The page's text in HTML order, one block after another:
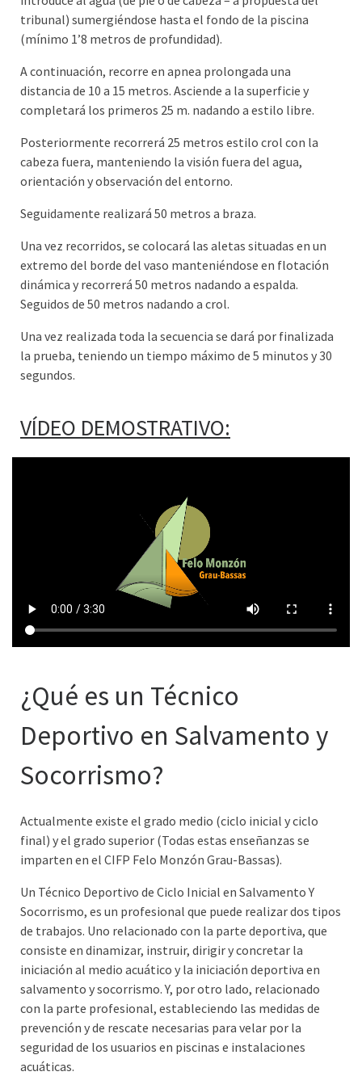
tribunal) sumergiéndose hasta el fondo de la piscina
(mínimo 1’8 metros de profundidad).
A continuación, recorre en apnea prolongada una
distancia de 10 a 15 metros. Asciende a la superficie y
completará los primeros 25 m. nadando a estilo libre.
Posteriormente recorrerá 25 metros estilo crol con la
cabeza fuera, manteniendo la visión fuera del agua,
orientación y observación del entorno.
Seguidamente realizará 50 metros a braza.
Una vez recorridos, se colocará las aletas situadas en un
extremo del borde del vaso manteniéndose en flotación
dinámica y recorrerá 50 metros nadando a espalda.
Seguidos de 50 metros nadando a crol.
Una vez realizada toda la secuencia se dará por finalizada
la prueba, teniendo un tiempo máximo de 5 minutos y 30
segundos.
VÍDEO DEMOSTRATIVO:
¿Qué es un Técnico
Deportivo en Salvamento y
Socorrismo?
Actualmente existe el grado medio (ciclo inicial y ciclo
final) y el grado superior (Todas estas enseñanzas se
imparten en el CIFP Felo Monzón Grau-Bassas).
Un Técnico Deportivo de Ciclo Inicial en Salvamento Y
Socorrismo, es un profesional que puede realizar dos tipos
de trabajos. Uno relacionado con la parte deportiva, que
consiste en dinamizar, instruir, dirigir y concretar la
iniciación al medio acuático y la iniciación deportiva en
salvamento y socorrismo. Y, por otro lado, relacionado
con la parte profesional, estableciendo las medidas de
prevención y de rescate necesarias para velar por la
seguridad de los usuarios en piscinas e instalaciones
acuáticas.